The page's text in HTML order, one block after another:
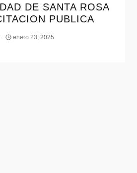
DE SANTA ROSA
PUBLICA
enero 23, 2025